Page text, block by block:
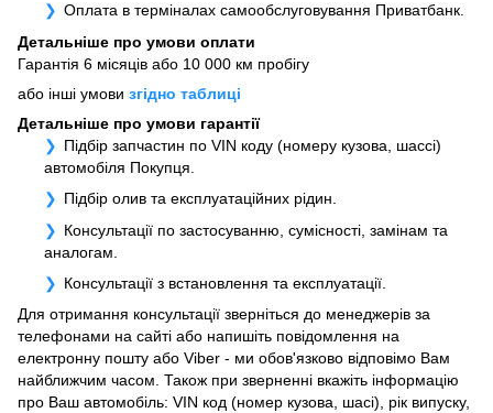
Оплата в терміналах самообслуговування Приватбанк.
Детальніше про умови оплати
Гарантія 6 місяців або 10 000 км пробігу
або інші умови згідно таблиці
Детальніше про умови гарантії
Підбір запчастин по VIN коду (номеру кузова, шассі)
автомобіля Покупця.
Підбір олив та експлуатаційних рідин.
Консультації по застосуванню, сумісності, замінам та
аналогам.
Консультації з встановлення та експлуатації.
Для отримання консультації зверніться до менеджерів за
телефонами на сайті або напишіть повідомлення на
електронну пошту або Viber - ми обов'язково відповімо Вам
найближчим часом. Також при зверненні вкажіть інформацію
про Ваш автомобіль: VIN код (номер кузова, шасі), рік випуску,